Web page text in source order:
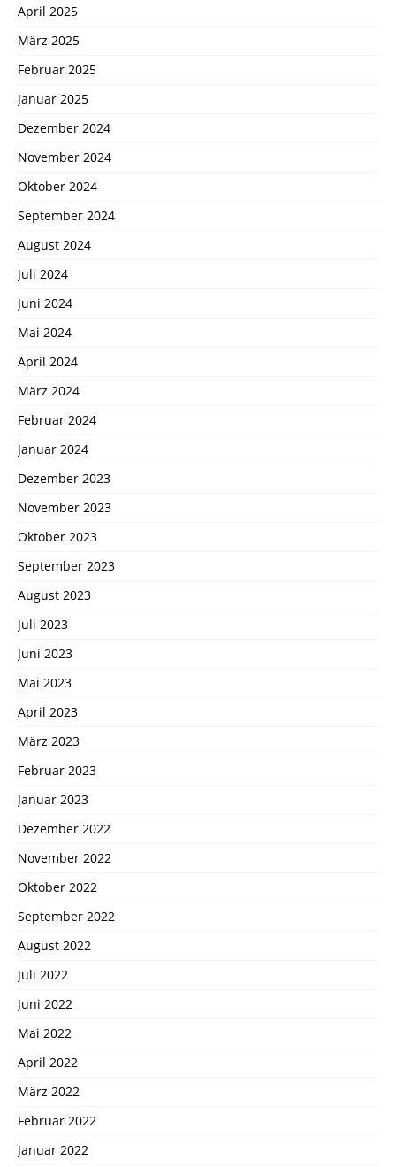
April 2025
März 2025
Februar 2025
Januar 2025
Dezember 2024
November 2024
Oktober 2024
September 2024
August 2024
Juli 2024
Juni 2024
Mai 2024
April 2024
März 2024
Februar 2024
Januar 2024
Dezember 2023
November 2023
Oktober 2023
September 2023
August 2023
Juli 2023
Juni 2023
Mai 2023
April 2023
März 2023
Februar 2023
Januar 2023
Dezember 2022
November 2022
Oktober 2022
September 2022
August 2022
Juli 2022
Juni 2022
Mai 2022
April 2022
März 2022
Februar 2022
Januar 2022